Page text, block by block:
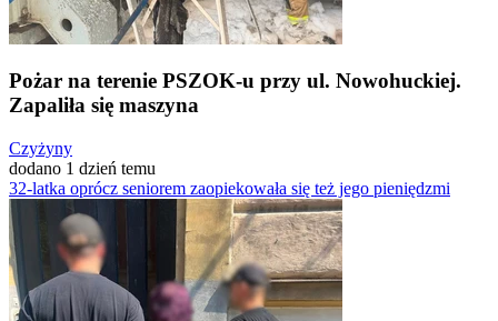
Pożar na terenie PSZOK-u przy ul. Nowohuckiej.
Zapaliła się maszyna
Czyżyny
dodano 1 dzień temu
32-latka oprócz seniorem zaopiekowała się też jego pieniędzmi